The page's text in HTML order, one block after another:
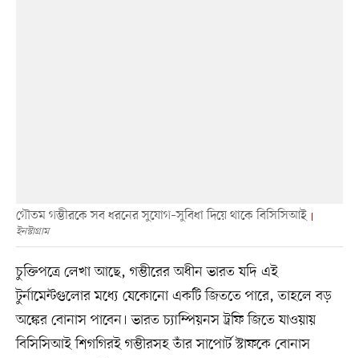
গৌতম গম্ভীরকে সব ধরনের সুযোগ–সুবিধা দিয়ে থাকে বিসিসিআই
ইনস্টাগ্রাম
চুক্তিপত্রে লেখা আছে, গম্ভীরের অধীন ভারত যদি এই
টুর্নামেন্টগুলোর মধ্যে যেকোনো একটি জিততে পারে, তাহলে বড়
অঙ্কের বোনাস পাবেন। ভারত চ্যাম্পিয়নস ট্রফি জিতে যাওয়ায়
বিসিসিআই শিগগিরই গম্ভীরসহ তাঁর সাপোর্ট স্টাফকে বোনাস